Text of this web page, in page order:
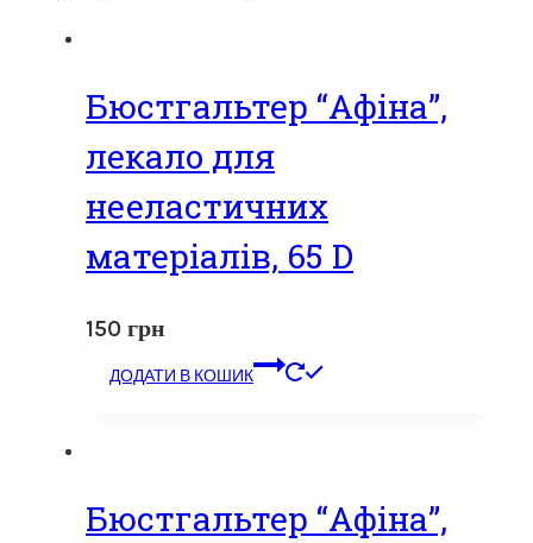
Бюстгальтер “Афіна”,
лекало для
нееластичних
матеріалів, 65 D
150 грн
ДОДАТИ В КОШИК
Бюстгальтер “Афіна”,